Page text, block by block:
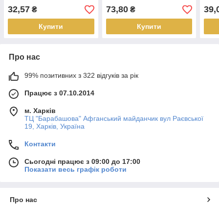
32,57 ₴
Купити
73,80₴
Купити
Про нас
99% позитивних з 322 відгуків за рік
Працює з 07.10.2014
м. Харків
ТЦ "Барабашова" Афганський майданчик вул Раєвської
19, Харків, Україна
Контакти
Сьогодні працює з 09:00 до 17:00
Показати весь графік роботи
Про нас